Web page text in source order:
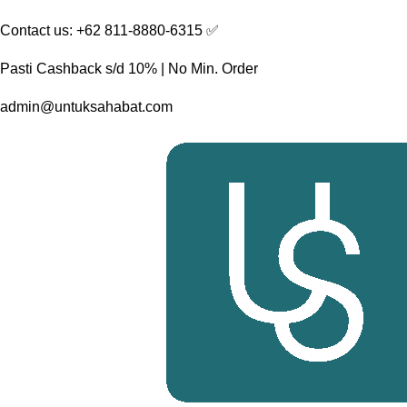
to
content
Contact us: +62 811-8880-6315 ✅︎
Pasti Cashback s/d 10% | No Min. Order
admin@untuksahabat.com